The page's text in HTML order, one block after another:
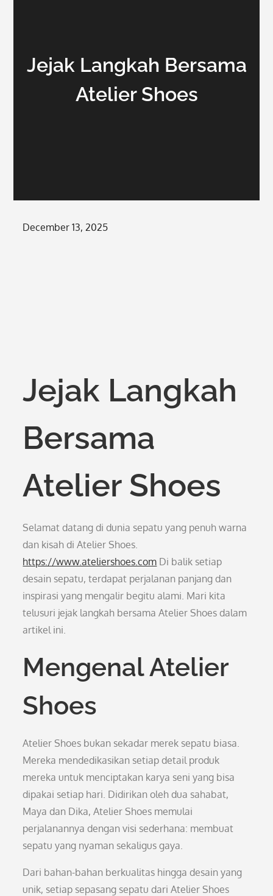
Jejak Langkah Bersama
Atelier Shoes
Posted
December 13, 2025
Jejak Langkah
Bersama
Atelier Shoes
Selamat datang di dunia sepatu yang penuh warna
dan kisah di Atelier Shoes.
https://www.ateliershoes.com Di balik setiap
desain sepatu, terdapat perjalanan panjang dan
inspirasi yang mengalir begitu alami. Mari kita
telusuri jejak langkah bersama Atelier Shoes dalam
artikel ini.
Mengenal Atelier
Shoes
Atelier Shoes bukan sekadar merek sepatu biasa.
Mereka mendedikasikan setiap detail produk
mereka untuk menciptakan karya seni yang bisa
dipakai setiap hari. Didirikan oleh dua sahabat,
Maya dan Dika, Atelier Shoes memulai
perjalanannya dengan visi sederhana: membuat
sepatu yang nyaman sekaligus gaya.
Dari bahan-bahan berkualitas hingga desain yang
unik, setiap sepasang sepatu dari Atelier Shoes